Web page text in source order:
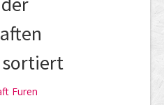
Furen